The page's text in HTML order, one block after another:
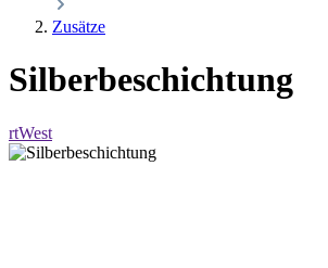
Zusätze
Silberbeschichtung
rtWest